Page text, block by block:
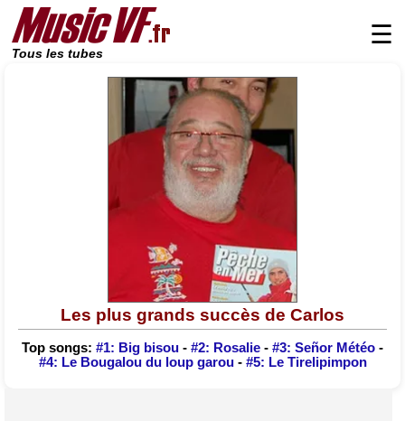
Tous les tubes
☰
Les plus grands succès de Carlos
Top songs: #1: Big bisou - #2: Rosalie - #3: Señor Météo -
#4: Le Bougalou du loup garou- #5: Le Tirelipimpon